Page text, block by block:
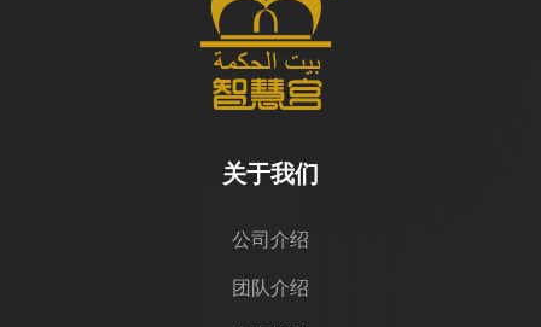
关于我们
公司介绍
团队介绍